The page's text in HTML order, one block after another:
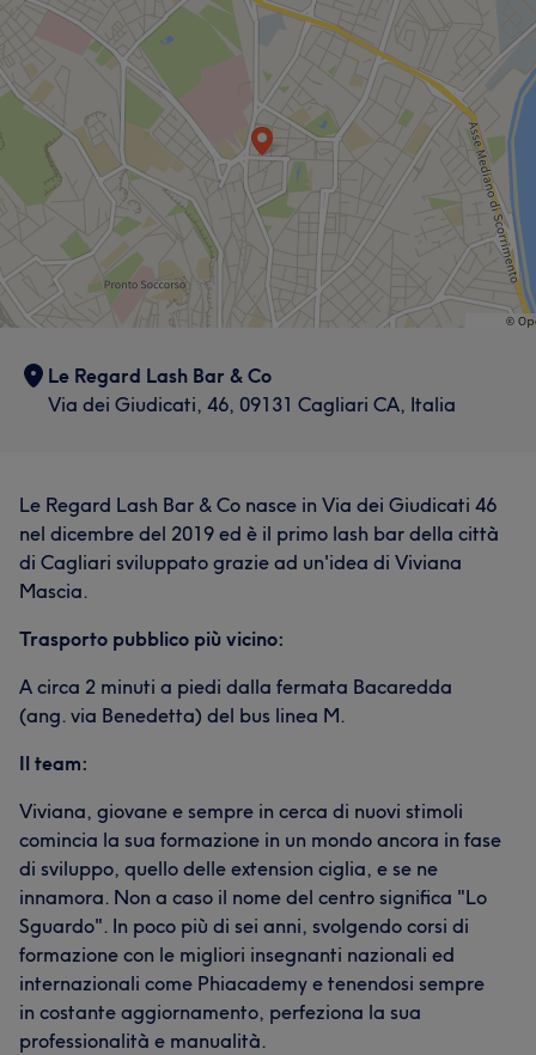
Le Regard Lash Bar & Co
Via dei Giudicati, 46, 09131 Cagliari CA, Italia
Le Regard Lash Bar & Co nasce in Via dei Giudicati 46
nel dicembre del 2019 ed è il primo lash bar della città
di Cagliari sviluppato grazie ad un'idea di Viviana
Mascia.
Trasporto pubblico più vicino:
A circa 2 minuti a piedi dalla fermata Bacaredda
(ang. via Benedetta) del bus linea M.
Il team:
Viviana, giovane e sempre in cerca di nuovi stimoli
comincia la sua formazione in un mondo ancora in fase
di sviluppo, quello delle extension ciglia, e se ne
innamora. Non a caso il nome del centro significa "Lo
Sguardo". In poco più di sei anni, svolgendo corsi di
formazione con le migliori insegnanti nazionali ed
internazionali come Phiacademy e tenendosi sempre
in costante aggiornamento, perfeziona la sua
professionalità e manualità.